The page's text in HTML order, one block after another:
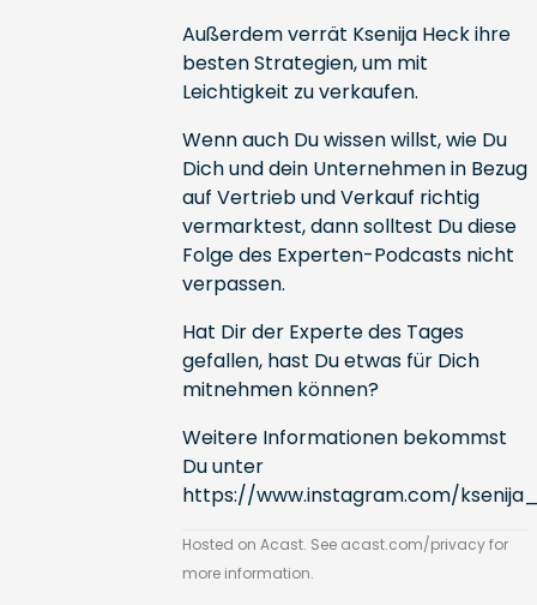
Außerdem verrät Ksenija Heck ihre
besten Strategien, um mit
Leichtigkeit zu verkaufen.
Wenn auch Du wissen willst, wie Du
Dich und dein Unternehmen in Bezug
auf Vertrieb und Verkauf richtig
vermarktest, dann solltest Du diese
Folge des Experten-Podcasts nicht
verpassen.
Hat Dir der Experte des Tages
gefallen, hast Du etwas für Dich
mitnehmen können?
Weitere Informationen bekommst
Du unter
https://www.instagram.com/
Hosted on Acast. See acast.com/privacyfor
more information.